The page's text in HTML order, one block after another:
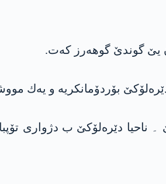
سەرگەلێ ۔ ناحیا دێره‌لۆكێ ب